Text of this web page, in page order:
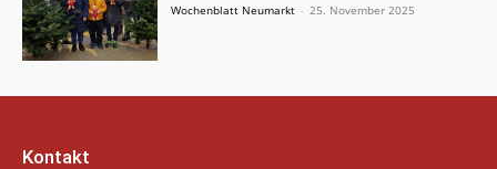
Wochenblatt Neumarkt - 25. November 2025
Kontakt